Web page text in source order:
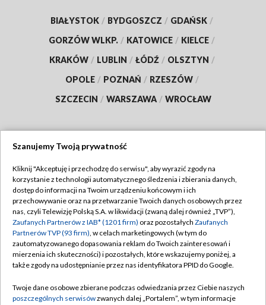
BIAŁYSTOK / BYDGOSZCZ / GDAŃSK /
GORZÓW WLKP. / KATOWICE / KIELCE /
KRAKÓW / LUBLIN / ŁÓDŹ / OLSZTYN /
OPOLE / POZNAŃ / RZESZÓW /
SZCZECIN / WARSZAWA / WROCŁAW
TVP
Abonament TVP
Emisja w TVP
Centrum informacji TVP
Naziemna Telewizja Cyfrowa
Rada Programowa
Regulamin TVP
Polityka prywatności
Moje zgody
Pomoc
Kontakt
Szanujemy Twoją prywatność
Kliknij "Akceptuję i przechodzę do serwisu", aby wyrazić zgody na
korzystanie z technologii automatycznego śledzenia i zbierania danych,
dostęp do informacji na Twoim urządzeniu końcowym i ich
przechowywanie oraz na przetwarzanie Twoich danych osobowych przez
nas, czyli Telewizję Polską S.A. w likwidacji (zwaną dalej również „TVP”),
Zaufanych Partnerów z IAB* (1201 firm) oraz pozostałych Zaufanych
Partnerów TVP (93 firm), w celach marketingowych (w tym do
zautomatyzowanego dopasowania reklam do Twoich zainteresowań i
mierzenia ich skuteczności) i pozostałych, które wskazujemy poniżej, a
także zgody na udostępnianie przez nas identyfikatora PPID do Google.
Twoje dane osobowe zbierane podczas odwiedzania przez Ciebie naszych
poszczególnych serwisówzwanych dalej „Portalem”, w tym informacje